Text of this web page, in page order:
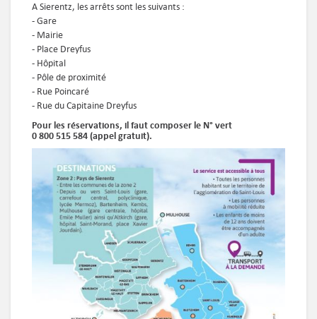
A Sierentz, les arrêts sont les suivants :
- Gare
- Mairie
- Place Dreyfus
- Hôpital
- Pôle de proximité
- Rue Poincaré
- Rue du Capitaine Dreyfus
Pour les réservations, il faut composer le N° vert
0 800 515 584 (appel gratuit).